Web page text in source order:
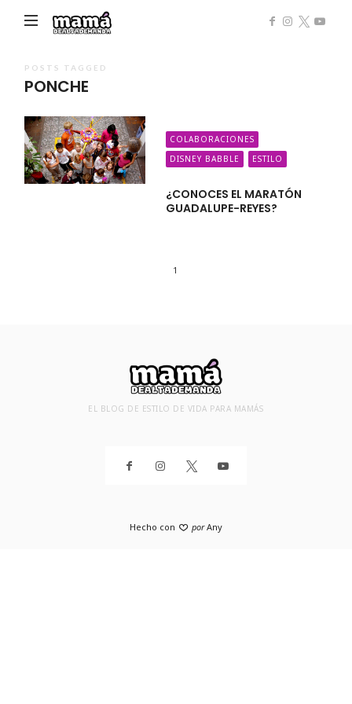
POSTS TAGGED
PONCHE
COLABORACIONES
DISNEY BABBLE
ESTILO
¿CONOCES EL MARATÓN
GUADALUPE-REYES?
1
EL BLOG DE ESTILO DE VIDA PARA MAMÁS
Hecho con porAny